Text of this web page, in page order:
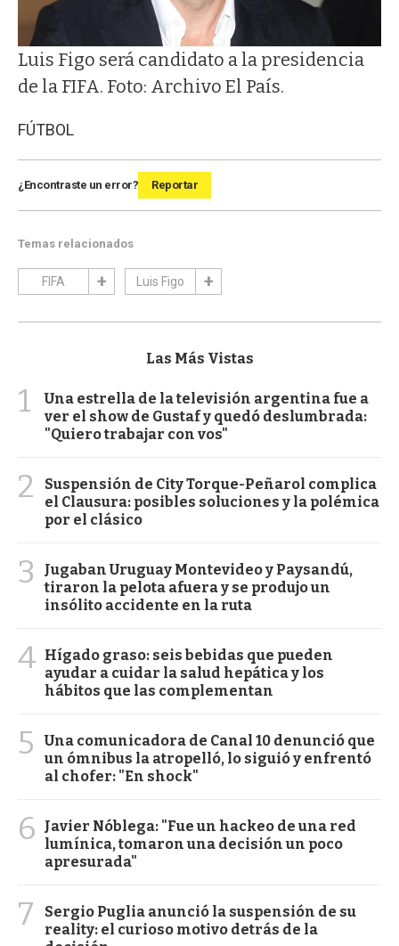
Luis Figo será candidato a la presidencia
de la FIFA. Foto: Archivo El País.
FÚTBOL
¿Encontraste un error? Reportar
Temas relacionados
FIFA Luis Figo
Las Más Vistas
1
Una estrella de la televisión argentina fue a
ver el show de Gustaf y quedó deslumbrada:
"Quiero trabajar con vos"
2
Suspensión de City Torque-Peñarol complica
el Clausura: posibles soluciones y la polémica
por el clásico
3
Jugaban Uruguay Montevideo y Paysandú,
tiraron la pelota afuera y se produjo un
insólito accidente en la ruta
4 Hígado graso: seis bebidas que pueden
ayudar a cuidar la salud hepática y los
hábitos que las complementan
5
Una comunicadora de Canal 10 denunció que
un ómnibus la atropelló, lo siguió y enfrentó
al chofer: "En shock"
6
Javier Nóblega: "Fue un hackeo de una red
lumínica, tomaron una decisión un poco
apresurada"
7
Sergio Puglia anunció la suspensión de su
reality: el curioso motivo detrás de la